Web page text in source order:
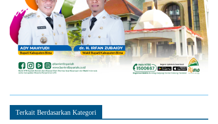
Terkait Berdasarkan Kategori